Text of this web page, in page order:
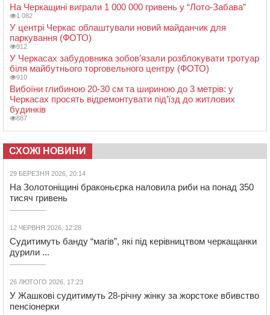
На Черкащині виграли 1 000 000 гривень у “Лото-Забава”
1 082
У центрі Черкас облаштували новий майданчик для
паркування (ФОТО)
912
У Черкасах забудовника зобов’язали розблокувати тротуар
біля майбутнього торговельного центру (ФОТО)
910
Вибоїни глибиною 20-30 см та шириною до 3 метрів: у
Черкасах просять відремонтувати під’їзд до житлових
будинків
887
СХОЖІ НОВИНИ
29 БЕРЕЗНЯ 2026, 20:14
На Золотоніщині браконьєрка наловила риби на понад 350
тисяч гривень
12 ЧЕРВНЯ 2026, 12:28
Судитимуть банду “магів”, які під керівництвом черкащанки
дурили ...
26 ЛЮТОГО 2026, 17:23
У Жашкові судитимуть 28-річну жінку за жорстоке вбивство
пенсіонерки